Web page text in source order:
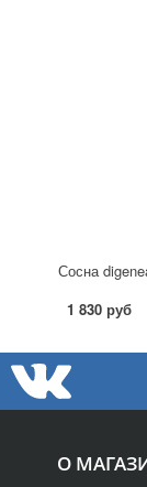
Сосна
1 830 руб
О